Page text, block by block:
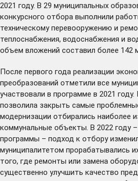
2021 году. В 29 муниципальных
конкурсного отбора выполнили
техническому перевооружению и
теплоснабжения, водоснабжения и
объем вложений составил более 142
После первого года реализации
преобразований отметили все
участвовали в программе в 2021
позволила закрыть самые
модернизации отбирались наиболее
коммунальные объекты. В 2022 году
программы – подход к отбору
муниципалитетом прорабатывались
того, где ремонты или замена
существенно улучшить качество